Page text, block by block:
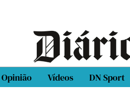
Opinião Vídeos DN Sport